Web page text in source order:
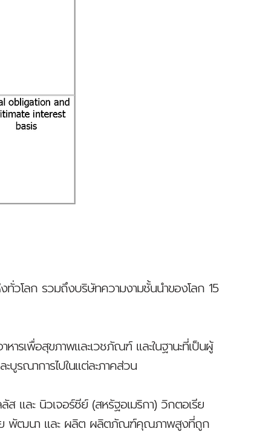
โลก รวมถึงบริษัทความงามชั้นนำของโลก 15
รเพื่อสุขภาพและเวชภัณฑ์ และในฐานะที่เป็นผู้
รณาการไปในแต่ละภาคส่วน
ส และ นิวเจอร์ซีย์ (สหรัฐอเมริกา) วิกตอเรีย
รวิจัย พัฒนา และ ผลิต ผลิตภัณฑ์คุณภาพสูงที่ถูก